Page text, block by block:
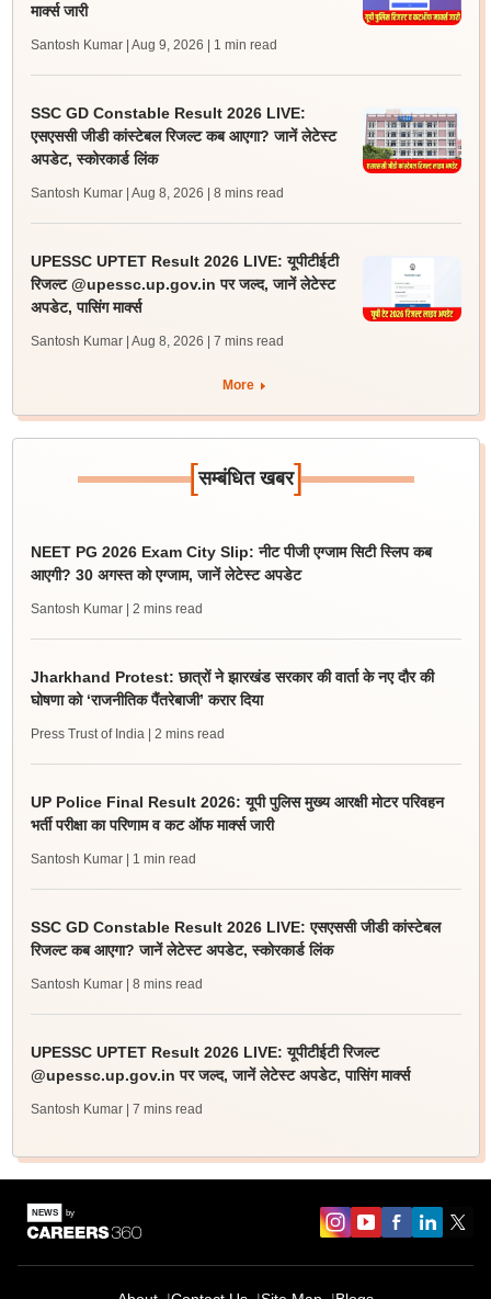
मार्क्स जारी
Santosh Kumar | Aug 9, 2026 | 1 min read
SSC GD Constable Result 2026 LIVE:
एसएससी जीडी कांस्टेबल रिजल्ट कब आएगा? जानें लेटेस्ट
अपडेट, स्कोरकार्ड लिंक
Santosh Kumar | Aug 8, 2026 | 8 mins read
UPESSC UPTET Result 2026 LIVE: यूपीटीईटी
रिजल्ट @upessc.up.gov.in पर जल्द, जानें लेटेस्ट
अपडेट, पासिंग मार्क्स
Santosh Kumar | Aug 8, 2026 | 7 mins read
More
[सम्बंधित खबर]
NEET PG 2026 Exam City Slip: नीट पीजी एग्जाम सिटी स्लिप कब
आएगी? 30 अगस्त को एग्जाम, जानें लेटेस्ट अपडेट
Santosh Kumar | 2 mins read
Jharkhand Protest: छात्रों ने झारखंड सरकार की वार्ता के नए दौर की
घोषणा को ‘राजनीतिक पैंतरेबाजी’ करार दिया
Press Trust of India | 2 mins read
UP Police Final Result 2026: यूपी पुलिस मुख्य आरक्षी मोटर परिवहन
भर्ती परीक्षा का परिणाम व कट ऑफ मार्क्स जारी
Santosh Kumar | 1 min read
SSC GD Constable Result 2026 LIVE: एसएससी जीडी कांस्टेबल
रिजल्ट कब आएगा? जानें लेटेस्ट अपडेट, स्कोरकार्ड लिंक
Santosh Kumar | 8 mins read
UPESSC UPTET Result 2026 LIVE: यूपीटीईटी रिजल्ट
@upessc.up.gov.in पर जल्द, जानें लेटेस्ट अपडेट, पासिंग मार्क्स
Santosh Kumar | 7 mins read